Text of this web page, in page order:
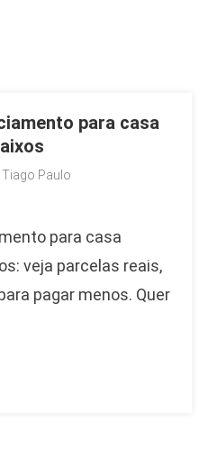
para casa
Tiago Paulo
para casa
veja parcelas reais,
pagar menos. Quer